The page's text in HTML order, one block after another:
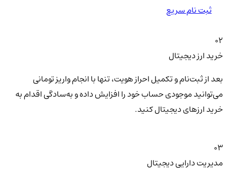
ثبت نام سریع
02
خرید ارز دیجیتال
بعد از ثبت‌نام و تکمیل احراز هویت، تنها با انجام واریز تومانی
می‌توانید موجودی حساب خود را افزایش داده و به‌سادگی اقدام به
خرید ارزهای دیجیتال کنید.
03
مدیریت دارایی دیجیتال